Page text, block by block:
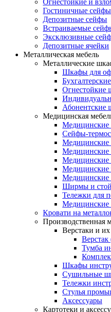
Огнестойкие и
Гостиничные сейфы
Депозитные сейфы
Встраиваемые
Эксклюзивные
Депозитные ячейки
Металлическая мебель
Металлические
Шкафы для
Огнестойкие
Абонентские
Медицинская
Медицинские
Сейфы-
Медицинские
Медицинские
Медицинские
Медицинские
Ширмы и
Тележки для
Медицинские
Кровати на
Производственная
Верстаки и
Верстак
Тумба
Шкафы
Сушильные
Тележки
Стулья
Аксессуары
Картотеки и